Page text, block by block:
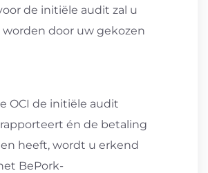
de initiële audit zal u
worden door uw gekozen
OCI de initiële audit
én de betaling
heeft, wordt u erkend
BePork-